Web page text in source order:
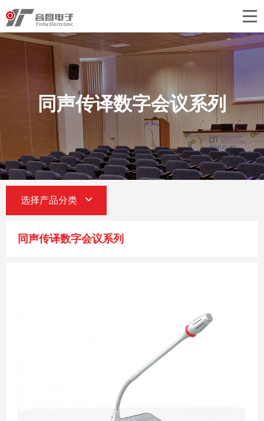
关于音图
产品中心
工程案例
新闻中心
联系我们
同声传译数字会议系列
选择产品分类
同声传译数字会议系列